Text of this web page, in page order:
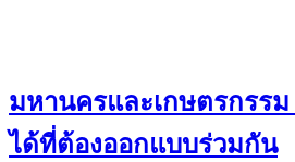
มหานครและเกษตรกรรม
ได้ที่ต้องออกแบบร่วมกัน